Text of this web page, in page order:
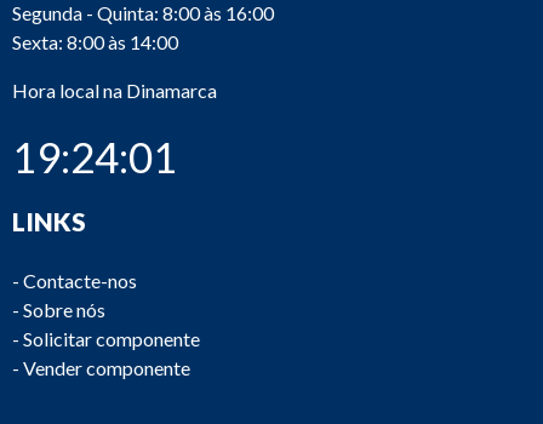
Segunda - Quinta: 8:00 às 16:00
Sexta: 8:00 às 14:00
Hora local na Dinamarca
19:24:01
LINKS
- Contacte-nos
- Sobre nós
- Solicitar componente
- Vender componente